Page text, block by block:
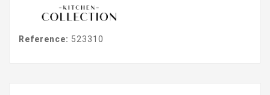
Reference: 523310